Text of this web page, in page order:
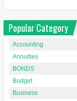
Popular Category
Accounting
Annuities
BONDS
Budget
Business